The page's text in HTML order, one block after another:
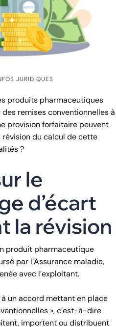
JURIDIQUES
produits pharmaceutiques
remises conventionnelles à
provision forfaitaire peuvent
du calcul de cette
?
le
d’écart
la révision
produit pharmaceutique
par l’Assurance maladie,
avec l’exploitant.
un accord mettant en place
», c’est-à-dire
importent ou distribuent